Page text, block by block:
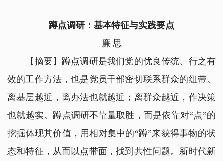
蹲点调研：基本特征与实践要点
廉 思
【摘要】蹲点调研是我们党的优良传统、行之有
效的工作方法，也是党员干部密切联系群众的纽带。
离基层越近，离办法也就越近；离群众越近，作决策
也就越实。蹲点调研不靠量取胜，而是依靠对“点”的
挖掘体现其价值，用相对集中的“蹲”来获得事物的状
态和特征，从而以点带面，找到共性问题。新时代新